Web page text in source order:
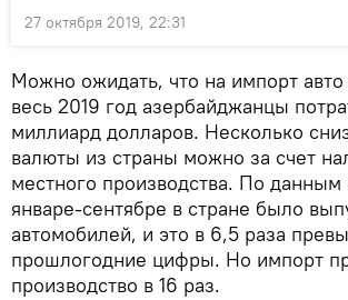
27 октября 2019, 22:31
Можно ожидать, что на импорт авто
весь 2019 год азербайджанцы
миллиард долларов. Несколько
валюты из страны можно за счет
местного производства. По данным
январе-сентябре в стране было
автомобилей, и это в 6,5 раза
прошлогодние цифры. Но импорт
производство в 16 раз.